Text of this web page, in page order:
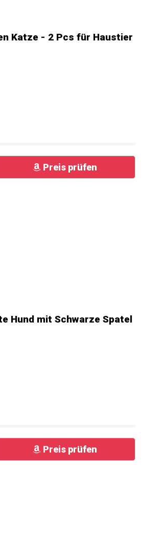
Katze - 2 Pcs für Haustier
Preis prüfen
Hund mit Schwarze Spatel
Preis prüfen